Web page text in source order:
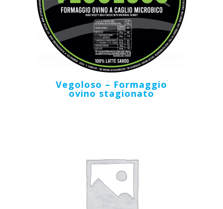
Vegoloso – Formaggio
ovino stagionato